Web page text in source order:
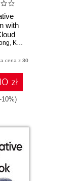
with
and
, Kent Hua
cena z 30
zł
10%)